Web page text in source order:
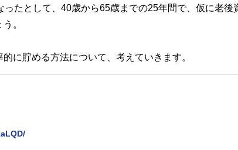
たとして、40歳から65歳までの25年間で、仮に老後
。
に貯める方法について、考えていきます。